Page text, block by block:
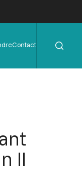
Contact
II